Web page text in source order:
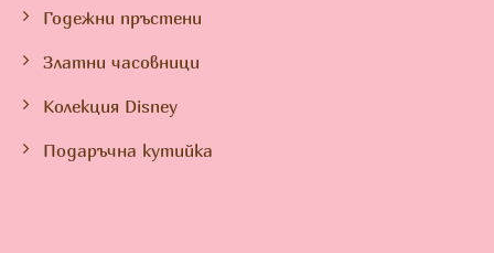
Годежни пръстени
Златни часовници
Колекция Disney
Подаръчна кутийка